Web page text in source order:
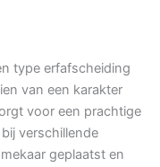
type erfafscheiding
van een karakter
voor een prachtige
verschillende
geplaatst en